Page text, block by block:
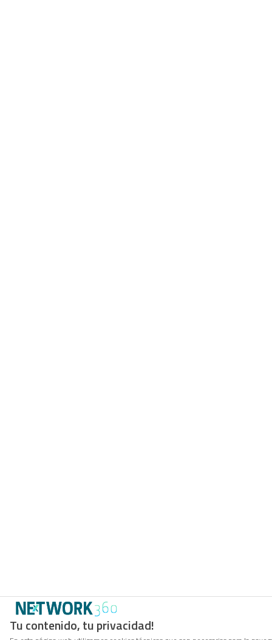
Tu contenido, tu privacidad!